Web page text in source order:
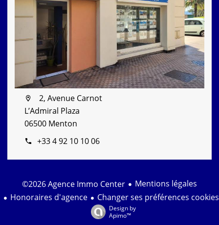
2, Avenue Carnot
L’Admiral Plaza
06500 Menton
+33 4 92 10 10 06
©2026 Agence Immo Center
Mentions légales
Honoraires d'agence
Changer ses préférences cookies
Design by
Apimo™